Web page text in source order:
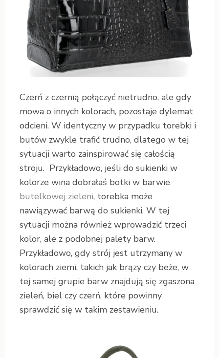
Czerń z czernią połączyć nietrudno, ale gdy
mowa o innych kolorach, pozostaje dylemat
odcieni. W identyczny w przypadku torebki i
butów zwykle trafić trudno, dlatego w tej
sytuacji warto zainspirować się całością
stroju. Przykładowo, jeśli do sukienki w
kolorze wina dobrałaś botki w barwie
butelkowej zieleni, torebka może
nawiązywać barwą do sukienki. W tej
sytuacji można również wprowadzić trzeci
kolor, ale z podobnej palety barw.
Przykładowo, gdy strój jest utrzymany w
kolorach ziemi, takich jak brązy czy beże, w
tej samej grupie barw znajdują się zgaszona
zieleń, biel czy czerń, które powinny
sprawdzić się w takim zestawieniu.